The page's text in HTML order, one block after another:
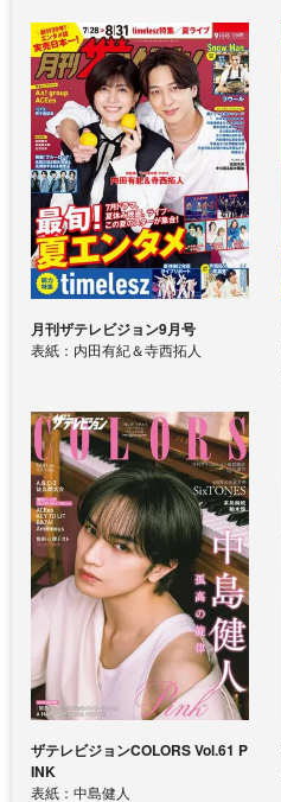
月刊ザテレビジョン9月号
表紙：内田有紀＆寺西拓人
ザテレビジョンCOLORS Vol.61 P
INK
表紙：中島健人